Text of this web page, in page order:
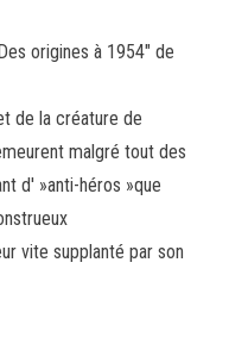
origines à 1954″ de
de la créature de
malgré tout des
d' »anti-héros »que
vite supplanté par son